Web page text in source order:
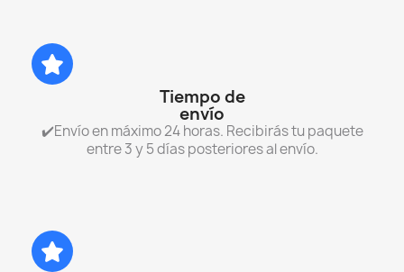
Tiempo de
envío
✔️Envío en máximo 24 horas. Recibirás tu paquete
entre 3 y 5 días posteriores al envío.